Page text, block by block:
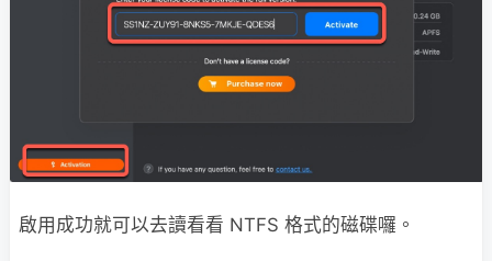
啟用成功就可以去讀看看 NTFS 格式的磁碟囉。